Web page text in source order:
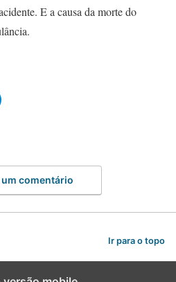
E a causa da morte do
um comentário
Ir para o topo